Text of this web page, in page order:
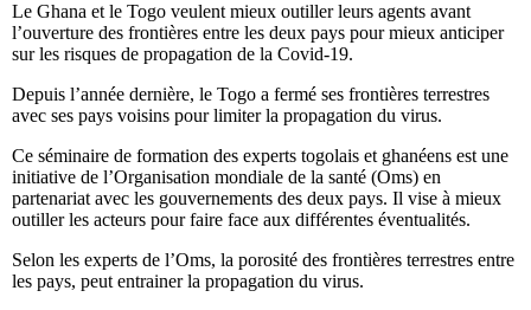
Le Ghana et le Togo veulent mieux outiller leurs agents avant
l’ouverture des frontières entre les deux pays pour mieux anticiper
sur les risques de propagation de la Covid-19.
Depuis l’année dernière, le Togo a fermé ses frontières terrestres
avec ses pays voisins pour limiter la propagation du virus.
Ce séminaire de formation des experts togolais et ghanéens est une
initiative de l’Organisation mondiale de la santé (Oms) en
partenariat avec les gouvernements des deux pays. Il vise à mieux
outiller les acteurs pour faire face aux différentes éventualités.
Selon les experts de l’Oms, la porosité des frontières terrestres entre
les pays, peut entrainer la propagation du virus.